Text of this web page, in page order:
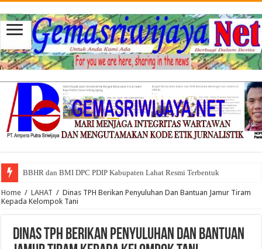
BBHR dan BMI DPC PDIP Kabupaten Lahat Resmi Terbentuk
Home / LAHAT / Dinas TPH Berikan Penyuluhan Dan Bantuan Jamur Tiram
Kepada Kelompok Tani
Dinas TPH Berikan Penyuluhan Dan Bantuan